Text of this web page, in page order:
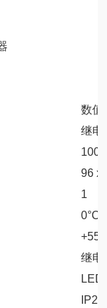
数值
继电
100
96 x
1
0°C
继电
LED